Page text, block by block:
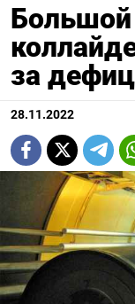
за
28.11.2022